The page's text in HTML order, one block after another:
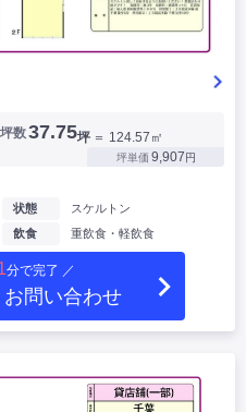
坪数37.75坪 ＝ 124.57㎡
坪単価 9,907円
状態
スケルトン
飲食
重飲食・軽飲食
分で完了 ／
問い合わせ